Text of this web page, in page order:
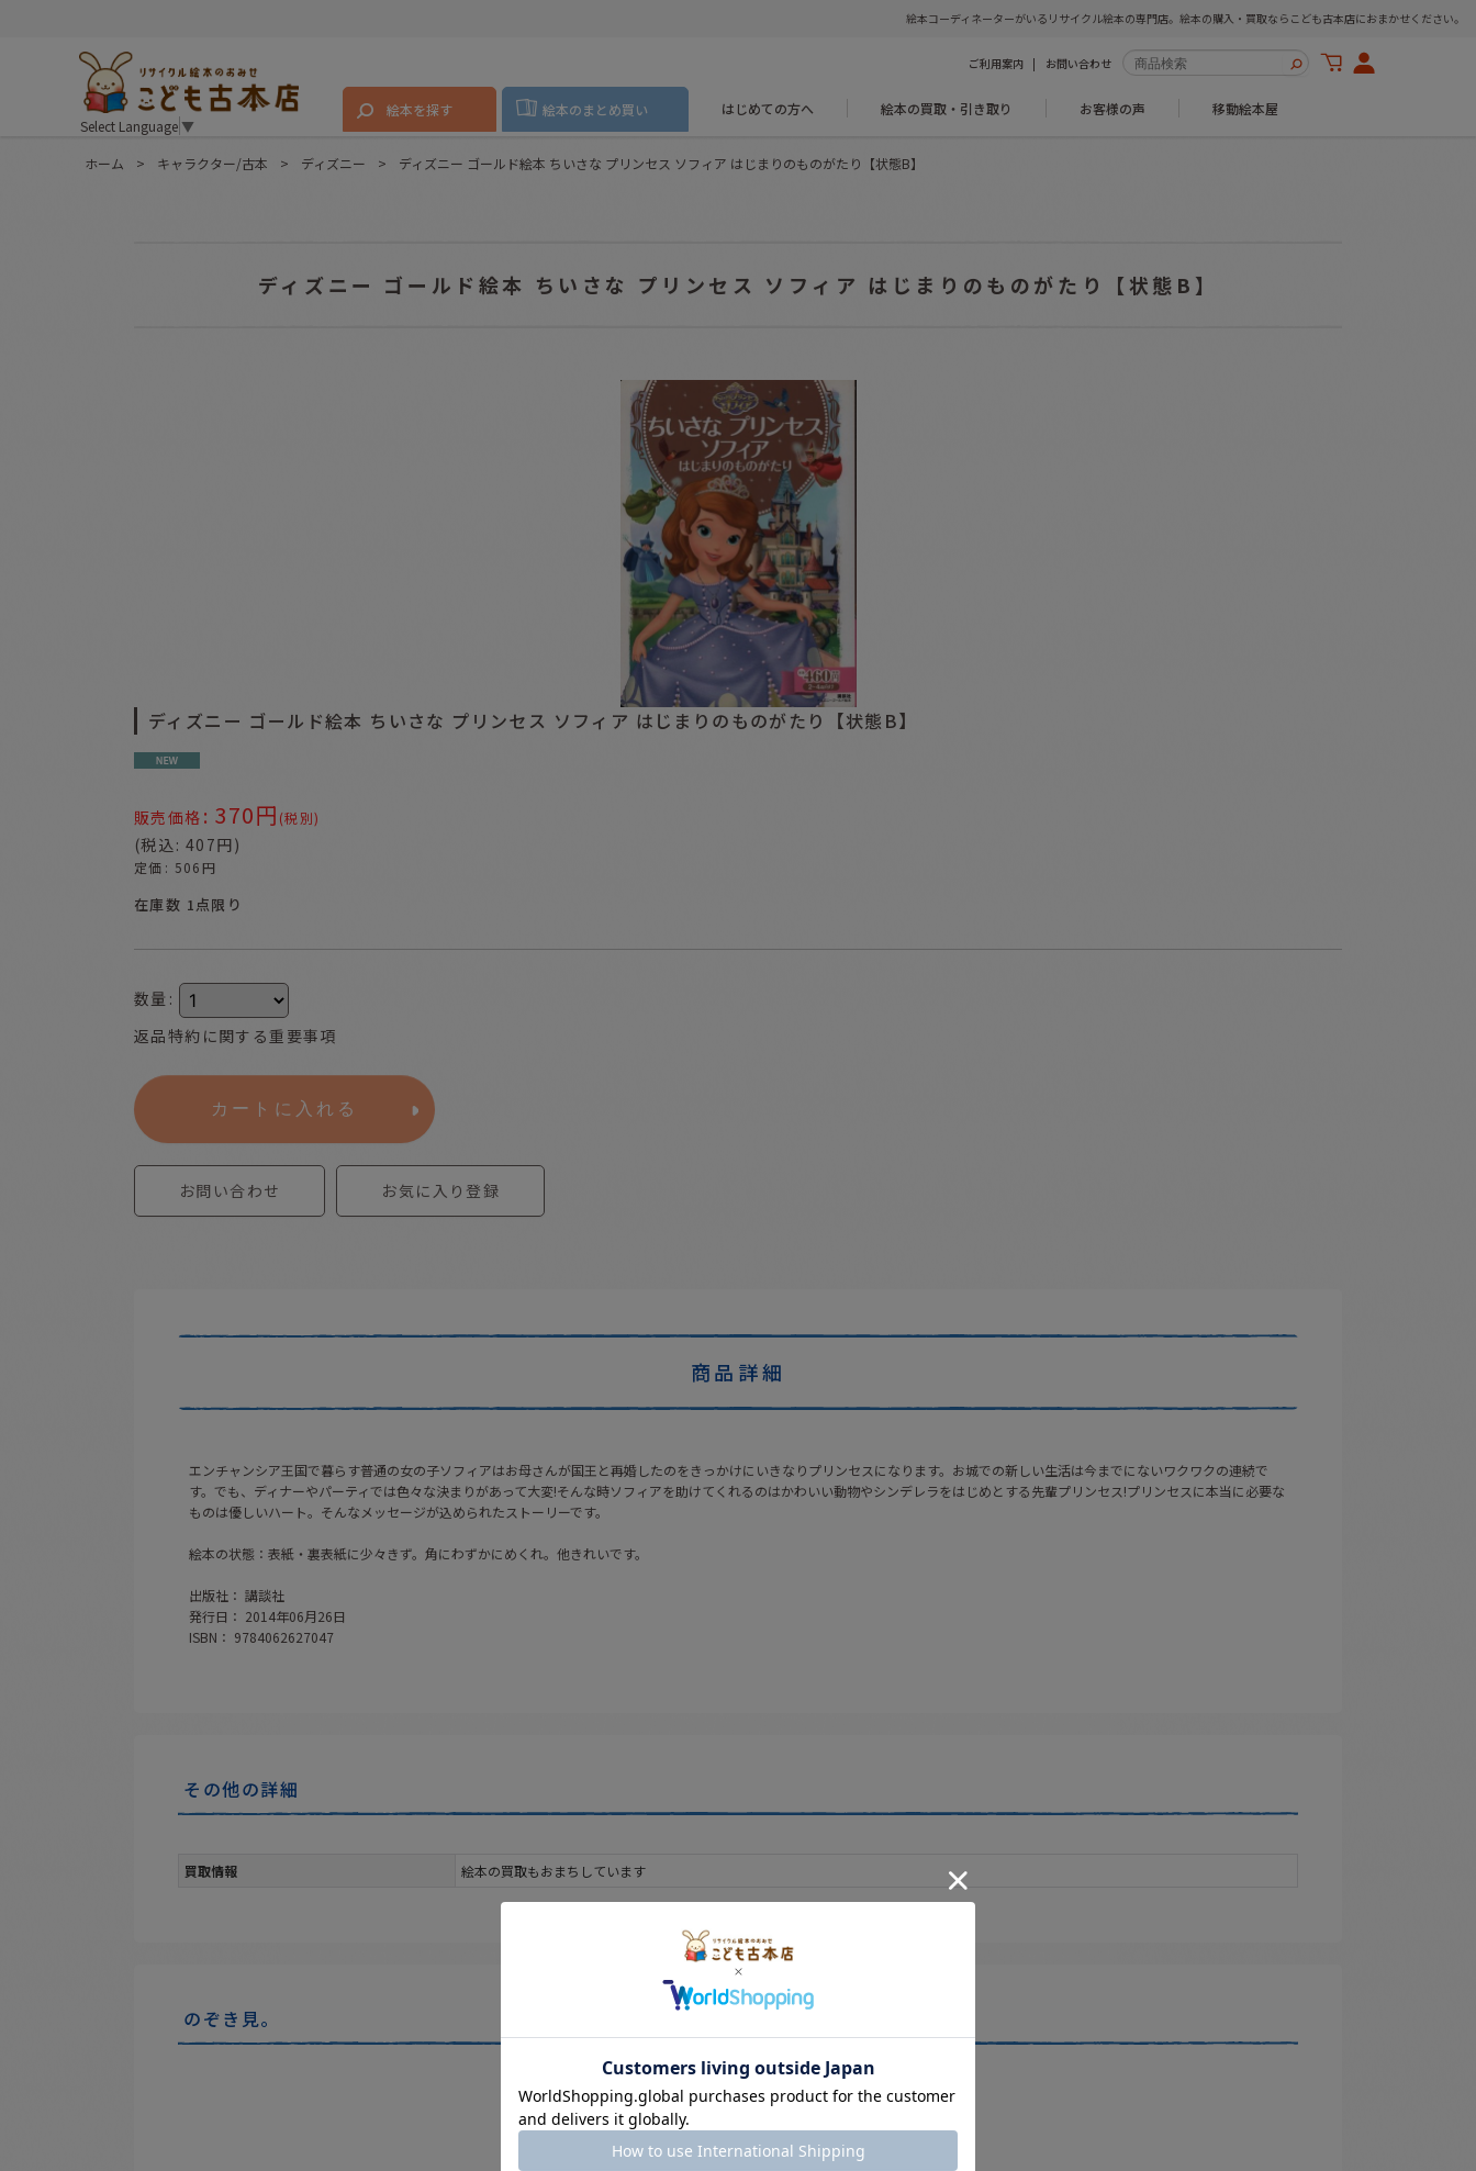
絵本コーディネーターがいるリサイクル絵本の専門店。絵本の購入・買取ならこども古本店におまかせください。
Select Language▼
ご利用案内 お問い合わせ
絵本を探す 絵本のまとめ買い はじめての方へ 絵本の買取・引き取り お客様の声 移動絵本屋
ホーム > キャラクター/古本 > ディズニー > ディズニー ゴールド絵本 ちいさな プリンセス ソフィア はじまりのものがたり【状態B】
ディズニー ゴールド絵本 ちいさな プリンセス ソフィア はじまりのものがたり【状態B】
ディズニー ゴールド絵本 ちいさな プリンセス ソフィア はじまりのものがたり【状態B】
販売価格 : 370円 (税別)
(税込: 407円)
定価 : 506 円
在庫数 1点限り
数量 :
返品特約に関する重要事項
カートに入れる
お問い合わせ お気に入り登録
商品詳細
エンチャンシア王国で暮らす普通の女の子ソフィアはお母さんが国王と再婚したのをきっかけにいきなりプリンセスになります。お城での新しい生活は今までにないワクワクの連続で
す。でも、ディナーやパーティでは色々な決まりがあって大変!そんな時ソフィアを助けてくれるのはかわいい動物やシンデレラをはじめとする先輩プリンセス!プリンセスに本当に必要な
ものは優しいハート。そんなメッセージが込められたストーリーです。
絵本の状態：表紙・裏表紙に少々きず。角にわずかにめくれ。他きれいです。
出版社： 講談社
発行日： 2014年06月26日
ISBN： 9784062627047
その他の詳細
買取情報 絵本の買取もおまちしています
のぞき見。